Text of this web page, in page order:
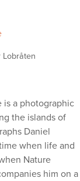
Lobråten
is a photographic
the islands of
Daniel
when life and
Nature
him on a